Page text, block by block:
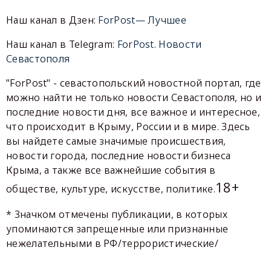
Наш канал в Дзен: ForPost— Лучшее
Наш канал в Telegram: ForPost. Новости
Севастополя
"ForPost" - севастопольский новостной портал, где
можно найти не только новости Севастополя, но и
последние новости дня, все важное и интересное,
что происходит в Крыму, России и в мире. Здесь
вы найдете самые значимые происшествия,
новости города, последние новости бизнеса
Крыма, а также все важнейшие события в
обществе, культуре, искусстве, политике.18+
* Значком отмечены публикации, в которых
упоминаются запрещенные или признанные
нежелательными в РФ/террористические/